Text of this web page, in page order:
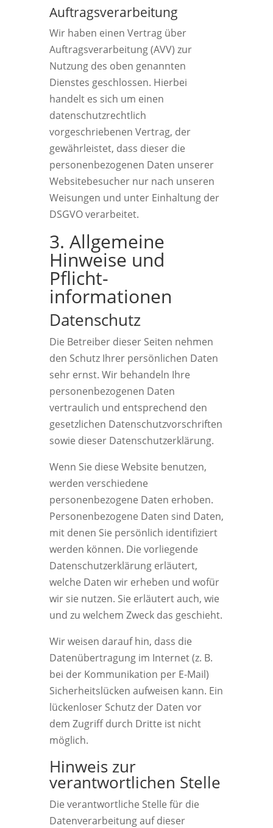
Auftragsverarbeitung
Wir haben einen Vertrag über
Auftragsverarbeitung (AVV) zur
Nutzung des oben genannten
Dienstes geschlossen. Hierbei
handelt es sich um einen
datenschutzrechtlich
vorgeschriebenen Vertrag, der
gewährleistet, dass dieser die
personenbezogenen Daten unserer
Websitebesucher nur nach unseren
Weisungen und unter Einhaltung der
DSGVO verarbeitet.
3. Allgemeine
Hinweise und
Pflicht­
informationen
Datenschutz
Die Betreiber dieser Seiten nehmen
den Schutz Ihrer persönlichen Daten
sehr ernst. Wir behandeln Ihre
personenbezogenen Daten
vertraulich und entsprechend den
gesetzlichen Datenschutzvorschriften
sowie dieser Datenschutzerklärung.
Wenn Sie diese Website benutzen,
werden verschiedene
personenbezogene Daten erhoben.
Personenbezogene Daten sind Daten,
mit denen Sie persönlich identifiziert
werden können. Die vorliegende
Datenschutzerklärung erläutert,
welche Daten wir erheben und wofür
wir sie nutzen. Sie erläutert auch, wie
und zu welchem Zweck das geschieht.
Wir weisen darauf hin, dass die
Datenübertragung im Internet (z. B.
bei der Kommunikation per E-Mail)
Sicherheitslücken aufweisen kann. Ein
lückenloser Schutz der Daten vor
dem Zugriff durch Dritte ist nicht
möglich.
Hinweis zur
verantwortlichen Stelle
Die verantwortliche Stelle für die
Datenverarbeitung auf dieser